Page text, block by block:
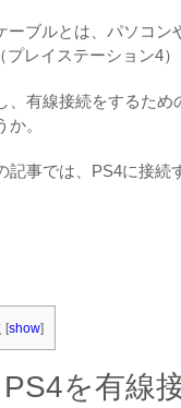
ーブルとは、パソコン
プレイステーション4
、有線接続をするた
か。
記事では、PS4に接続
[show]
PS4を有線